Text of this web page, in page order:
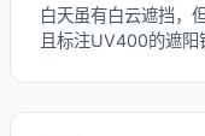
白天虽有白云遮挡，
且标注UV400的遮阳